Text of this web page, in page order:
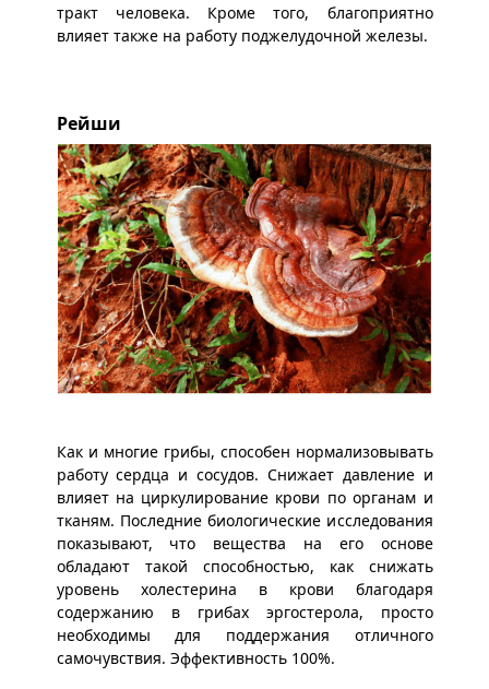
тракт человека. Кроме того, благоприятно
влияет также на работу поджелудочной железы.
Рейши
Как и многие грибы, способен нормализовывать
работу сердца и сосудов. Снижает давление и
влияет на циркулирование крови по органам и
тканям. Последние биологические исследования
показывают, что вещества на его основе
обладают такой способностью, как снижать
уровень холестерина в крови благодаря
содержанию в грибах эргостерола, просто
необходимы для поддержания отличного
самочувствия. Эффективность 100%.